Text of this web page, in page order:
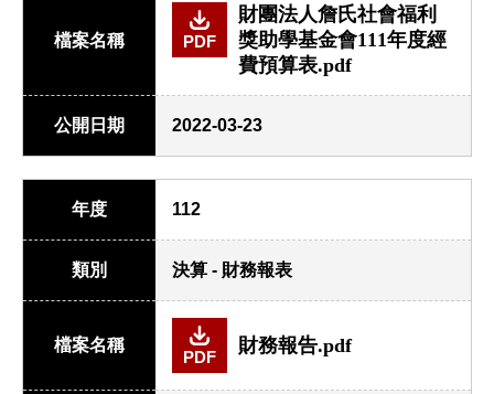
檔案名稱 PDF
財團法人詹氏社會福利
獎助學基金會111年度經
費預算表.pdf
公開日期 2022-03-23
年度 112
類別 決算 - 財務報表
檔案名稱
PDF
財務報告.pdf